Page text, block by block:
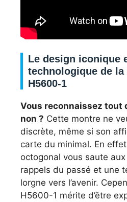
Le design iconique
technologique de la
H5600-1
Vous reconnaissez tout
non ? Cette montre ne
discrète, même si son
carte du minimal. En
octogonal vous saute
rappels du passé et une
lorgne vers l’avenir.
H5600-1 mérite d’être